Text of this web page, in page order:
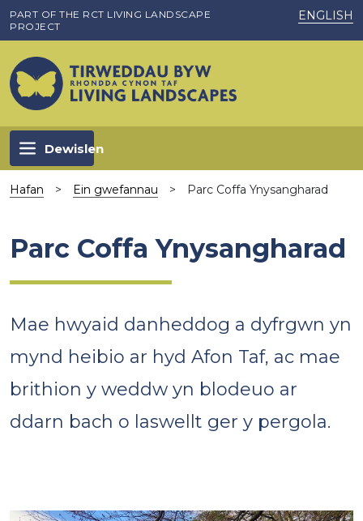
Skip to main content
PART OF THE RCT LIVING LANDSCAPE
PROJECT
ENGLISH
Dewislen
Hafan > Ein gwefannau > Parc Coffa Ynysangharad
Parc Coffa Ynysangharad
Mae hwyaid danheddog a dyfrgwn yn
mynd heibio ar hyd Afon Taf, ac mae
brithion y weddw yn blodeuo ar
ddarn bach o laswellt ger y pergola.